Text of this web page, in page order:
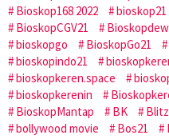
Bioskop168 2022
bioskop21
BioskopCGV21
bioskopgo
BioskopGo21
bioskopindo21
bioskopkeren.space
bioskopkerenin
BioskopMantap
BK
bollywood movie
Bos21